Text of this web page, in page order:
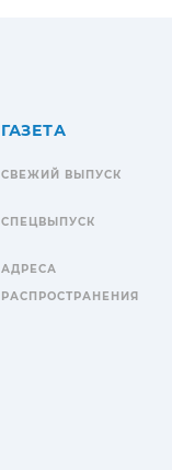
ГАЗЕТА
СВЕЖИЙ ВЫПУСК
СПЕЦВЫПУСК
АДРЕСА
РАСПРОСТРАНЕНИЯ